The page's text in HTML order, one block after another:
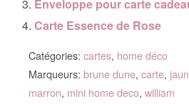
Enveloppe pour carte
Carte Essence de Rose
Catégories: cartes, home déco
Marqueurs: brune dune, carte,
marron, mini home deco, william